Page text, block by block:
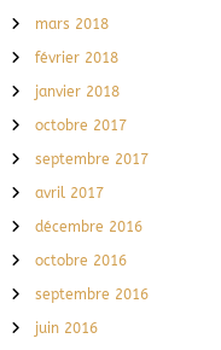
mars 2018
février 2018
janvier 2018
octobre 2017
septembre 2017
avril 2017
décembre 2016
octobre 2016
septembre 2016
juin 2016